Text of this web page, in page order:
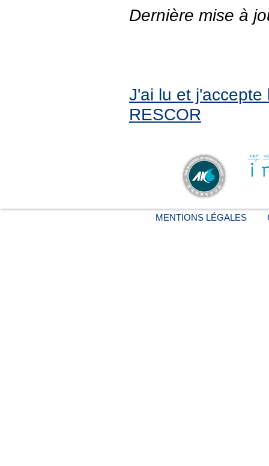
Dernière mise à
J'ai lu et
RESCOR
MENTIONS LÉGALES